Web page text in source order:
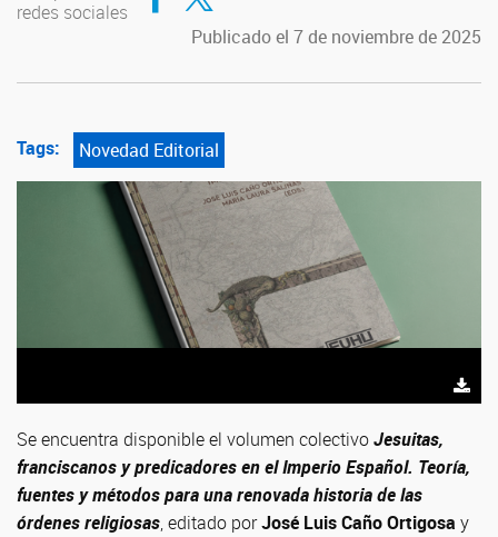
redes sociales
Publicado el 7 de noviembre de 2025
Tags: Novedad Editorial
Se encuentra disponible el volumen colectivoJesuitas,
franciscanos y predicadores en el Imperio Español. Teoría,
fuentes y métodos para una renovada historia de las
órdenes religiosas, editado porJosé Luis Caño Ortigosa y